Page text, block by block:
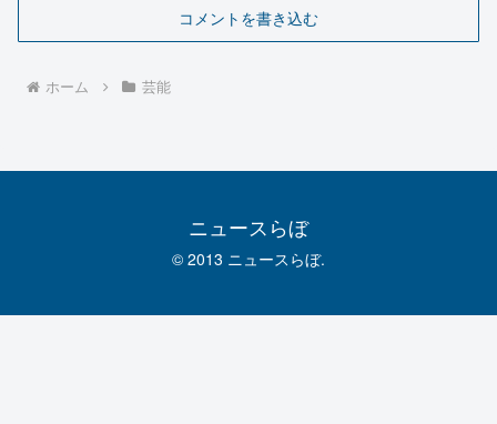
コメントを書き込む
ホーム 芸能
ニュースらぼ
© 2013 ニュースらぼ.